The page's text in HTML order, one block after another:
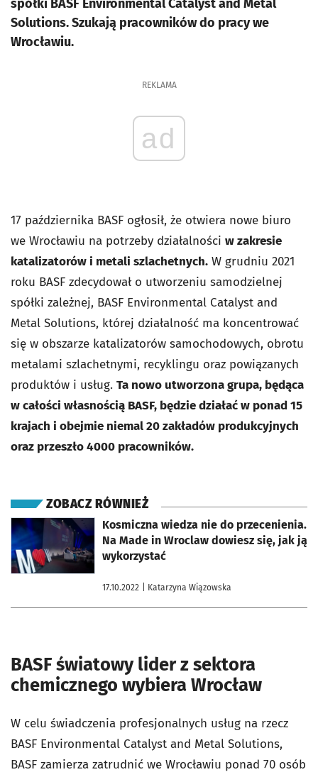
spółki BASF Environmental Catalyst and Metal
Solutions. Szukają pracowników do pracy we
Wrocławiu.
REKLAMA
ad
17 października BASF ogłosił, że otwiera nowe biuro
we Wrocławiu na potrzeby działalności w zakresie
katalizatorów i metali szlachetnych. W grudniu 2021
roku BASF zdecydował o utworzeniu samodzielnej
spółki zależnej, BASF Environmental Catalyst and
Metal Solutions, której działalność ma koncentrować
się w obszarze katalizatorów samochodowych, obrotu
metalami szlachetnymi, recyklingu oraz powiązanych
produktów i usług. Ta nowo utworzona grupa, będąca
w całości własnością BASF, będzie działać w ponad 15
krajach i obejmie niemal 20 zakładów produkcyjnych
oraz przeszło 4000 pracowników.
ZOBACZ RÓWNIEŻ
Kosmiczna wiedza nie do przecenienia.
Na Made in Wroclaw dowiesz się, jak ją
wykorzystać
17.10.2022 | Katarzyna Wiązowska
otworzy się w nowej karcie
BASF światowy lider z sektora
chemicznego wybiera Wrocław
W celu świadczenia profesjonalnych usług na rzecz
BASF Environmental Catalyst and Metal Solutions,
BASF zamierza zatrudnić we Wrocławiu ponad 70 osób